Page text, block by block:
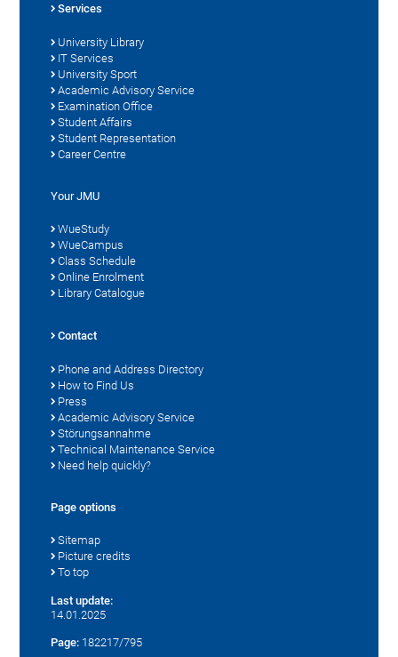
Services
University Library
IT Services
University Sport
Academic Advisory Service
Examination Office
Student Affairs
Student Representation
Career Centre
Your JMU
WueStudy
WueCampus
Class Schedule
Online Enrolment
Library Catalogue
Contact
Phone and Address Directory
How to Find Us
Press
Academic Advisory Service
Störungsannahme
Technical Maintenance Service
Need help quickly?
Page options
Sitemap
Picture credits
To top
Last update:
14.01.2025
Page: 182217/795